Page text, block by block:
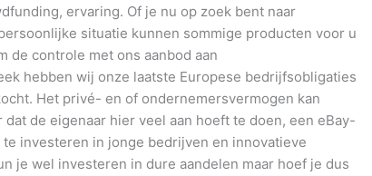
ervaring. Of je nu op zoek bent naar
situatie kunnen sommige producten voor u
de controle met ons aanbod aan
hebben wij onze laatste Europese bedrijfsobligaties
Het privé- en of ondernemersvermogen kan
de eigenaar hier veel aan hoeft te doen, een eBay-
investeren in jonge bedrijven en innovatieve
je wel investeren in dure aandelen maar hoef je dus